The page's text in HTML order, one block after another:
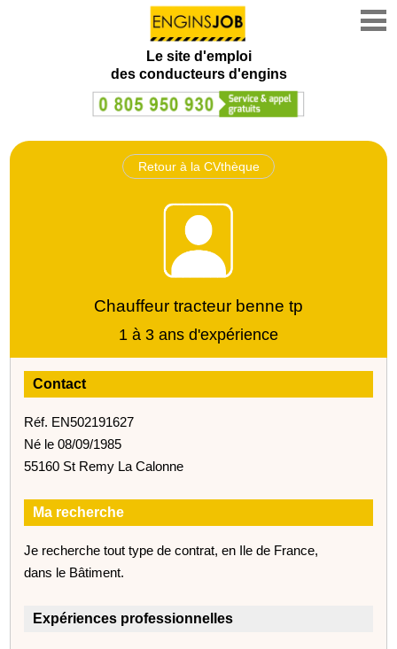
Le site d'emploi
des conducteurs d'engins
Retour à la CVthèque
Chauffeur tracteur benne tp
1 à 3 ans d'expérience
Contact
Réf. EN502191627
Né le 08/09/1985
55160 St Remy La Calonne
Ma recherche
Je recherche tout type de contrat, en Ile de France,
dans le Bâtiment.
Expériences professionnelles